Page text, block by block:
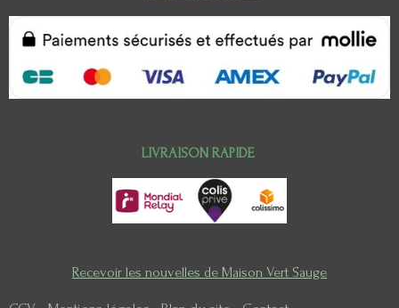
LIVRAISON RAPIDE
Recevoir les nouvelles de Maison Vert Sauge